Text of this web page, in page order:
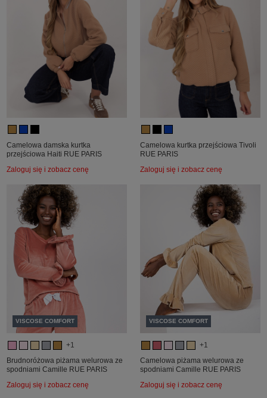
Camelowa damska kurtka
przejściowa Haiti RUE PARIS
Zaloguj się i zobacz cenę
Camelowa kurtka przejściowa Tivoli
RUE PARIS
Zaloguj się i zobacz cenę
VISCOSE COMFORT
+1
Brudnoróżowa piżama welurowa ze
spodniami Camille RUE PARIS
Zaloguj się i zobacz cenę
VISCOSE COMFORT
+1
Camelowa piżama welurowa ze
spodniami Camille RUE PARIS
Zaloguj się i zobacz cenę